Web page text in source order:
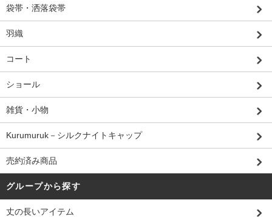
袋帯・洒落袋帯
羽織
コート
ショール
雑貨・小物
Kurumuruk－シルクナイトキャップ
売約済み商品
グループから探す
丈の長いアイテム